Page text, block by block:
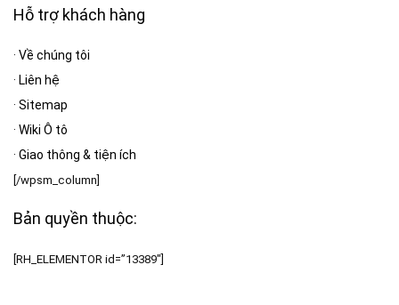
Hỗ trợ khách hàng
· Về chúng tôi
· Liên hệ
· Sitemap
· Wiki Ô tô
· Giao thông & tiện ích
[/wpsm_column]
Bản quyền thuộc:
[RH_ELEMENTOR id=”13389″]